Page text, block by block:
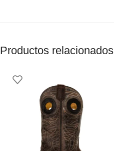
Productos relacionados